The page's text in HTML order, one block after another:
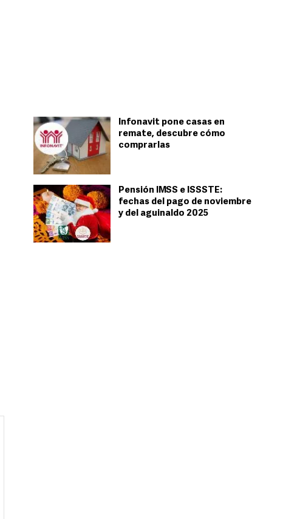
Infonavit pone casas en
remate, descubre cómo
comprarlas
Pensión IMSS e ISSSTE:
fechas del pago de noviembre
y del aguinaldo 2025